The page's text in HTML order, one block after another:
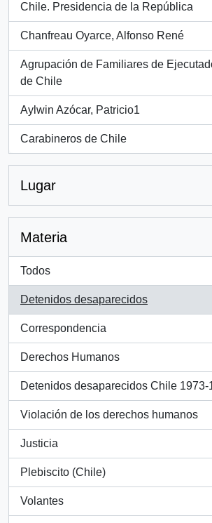
Chile. Presidencia de la República
, 4 resultados
Chanfreau Oyarce, Alfonso René
, 4 resultados
Agrupación de Familiares de
de Chile
, 3 resultados
Aylwin Azócar, Patricio1
, 1 resultados
Carabineros de Chile
, 1 resultados
Lugar
Materia
Todos
Detenidos desaparecidos
, 215 resultados
Correspondencia
, 159 resultados
Derechos Humanos
, 26 resultados
Detenidos desaparecidos Chile 1973-
, 18 resultados
Violación de los derechos humanos
, 8 resultados
Justicia
, 5 resultados
Plebiscito (Chile)
, 5 resultados
Volantes
, 5 resultados